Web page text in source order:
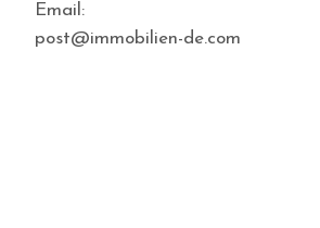
Email:
post@immobilien-de.com